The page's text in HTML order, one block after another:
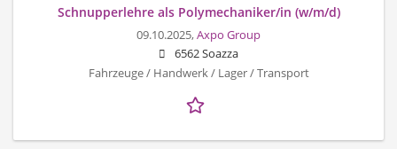
Schnupperlehre als Polymechaniker/in (w/m/d)
09.10.2025,Axpo Group
6562 Soazza
Fahrzeuge / Handwerk / Lager / Transport